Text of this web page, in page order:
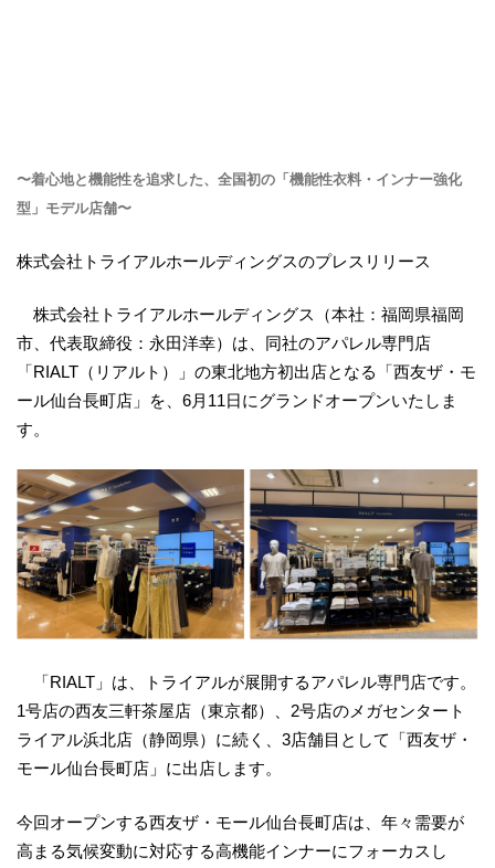
〜着心地と機能性を追求した、全国初の「機能性衣料・インナー強化
型」モデル店舗〜
株式会社トライアルホールディングスのプレスリリース
株式会社トライアルホールディングス（本社：福岡県福岡
市、代表取締役：永田洋幸）は、同社のアパレル専門店
「RIALT（リアルト）」の東北地方初出店となる「西友ザ・モ
ール仙台長町店」を、6月11日にグランドオープンいたしま
す。
「RIALT」は、トライアルが展開するアパレル専門店です。
1号店の西友三軒茶屋店（東京都）、2号店のメガセンタート
ライアル浜北店（静岡県）に続く、3店舗目として「西友ザ・
モール仙台長町店」に出店します。
今回オープンする西友ザ・モール仙台長町店は、年々需要が
高まる気候変動に対応する高機能インナーにフォーカスし